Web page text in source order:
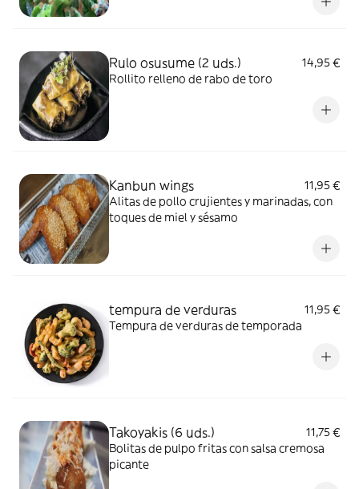
Rulo osusume (2 uds.)
14,95 €
Rollito relleno de rabo de toro
Kanbun wings
11,95 €
Alitas de pollo crujientes y marinadas, con
toques de miel y sésamo
tempura de verduras
11,95 €
Tempura de verduras de temporada
Takoyakis (6 uds.)
11,75 €
Bolitas de pulpo fritas con salsa cremosa
picante